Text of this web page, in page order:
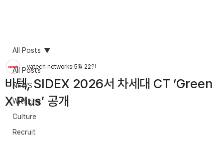
All Posts
NEWS
Withzine
Culture
Recruit
All Posts
바텍, SIDEX 2026서 차세대 CT ‘Green
X Plus’ 공개
vatech networks 5월 22일